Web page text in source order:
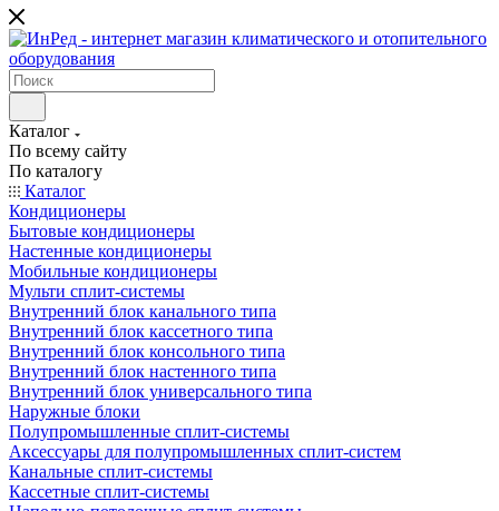
Каталог
По всему сайту
По каталогу
Каталог
Кондиционеры
Бытовые кондиционеры
Настенные кондиционеры
Мобильные кондиционеры
Мульти сплит-системы
Внутренний блок канального типа
Внутренний блок кассетного типа
Внутренний блок консольного типа
Внутренний блок настенного типа
Внутренний блок универсального типа
Наружные блоки
Полупромышленные сплит-системы
Аксессуары для полупромышленных сплит-систем
Канальные сплит-системы
Кассетные сплит-системы